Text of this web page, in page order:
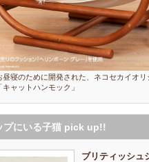
昼寝のために開発された、ネコセカイオリ
ャットハンモック」
プにいる子猫 pick up!!
ブリティッシュ